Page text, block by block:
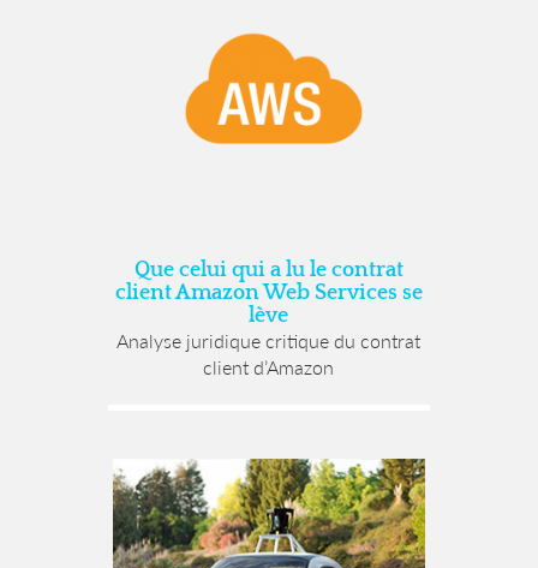
Que celui qui a lu le contrat
client Amazon Web Services se
lève
Analyse juridique critique du contrat
client d’Amazon